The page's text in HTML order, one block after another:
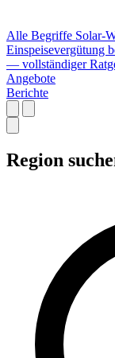
Alle Begriffe Solar-
Einspeisevergütung
— vollständiger
Angebote
Berichte
Region